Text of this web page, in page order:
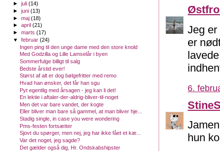
Jeg er
er
6.
hun
►juli(14)
►juni(13)
►maj(18)
►april(21)
►marts(17)
▼februar(24)
Ingen ping til den unge dame med den store knold
Med Godzilla og Lille Lamselår i byen
Sommerfulge billigt til salg
Bedste årstid ever!
Størst af alt er dog bølgefritter med remo
Hvad han ønsker, det får han sgu
Pyt egentlig med årsagen - jeg kan li det!
En lektie i aftaler-der-aldrig-bliver-til-noget
Men det var bare vandet, der kogte
Eller bliver man bare så gammel, at man bliver hje...
Stadig single, in case you were wondering
Pms-festen fortsætter
Sjovt du spørger, men nej, jeg har ikke fået et kæ...
Var det noget, jeg sagde?
Det gælder også dig, Hr. Ondskabshipster